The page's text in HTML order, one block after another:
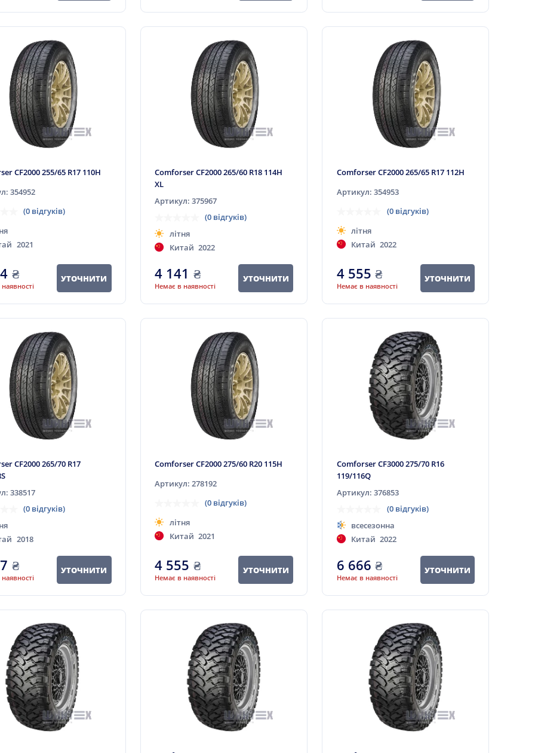
CF2000 255/65 R17 110H
354952
(0 відгуків)
2021
₴ УТОЧНИТИ
Comforser CF2000 265/60 R18 114H
XL
Артикул: 375967
(0 відгуків)
літня
Китай 2022
4 141 ₴
Немає в наявності
УТОЧНИТИ
Comforser CF2000 265/65 R17 112H
Артикул: 354953
(0 відгуків)
літня
Китай 2022
4 555 ₴
Немає в наявності
УТОЧНИТИ
CF2000 265/70 R17
338517
(0 відгуків)
2018
₴ УТОЧНИТИ
Comforser CF2000 275/60 R20 115H
Артикул: 278192
(0 відгуків)
літня
Китай 2021
4 555 ₴
Немає в наявності
УТОЧНИТИ
Comforser CF3000 275/70 R16
119/116Q
Артикул: 376853
(0 відгуків)
всесезонна
Китай 2022
6 666 ₴
Немає в наявності
УТОЧНИТИ